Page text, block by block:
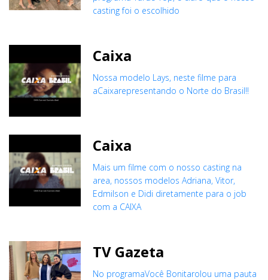
casting foi o escolhido
Caixa
Nossa modelo Lays, neste filme para
aCaixarepresentando o Norte do Brasil!!
Caixa
Mais um filme com o nosso casting na
area, nossos modelos Adriana, Vitor,
Edmilson e Didi diretamente para o job
com a CAIXA
TV Gazeta
No programaVocê Bonitarolou uma pauta